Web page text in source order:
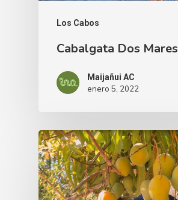
Los Cabos
Cabalgata Dos Mares
Maijañui AC
enero 5, 2022